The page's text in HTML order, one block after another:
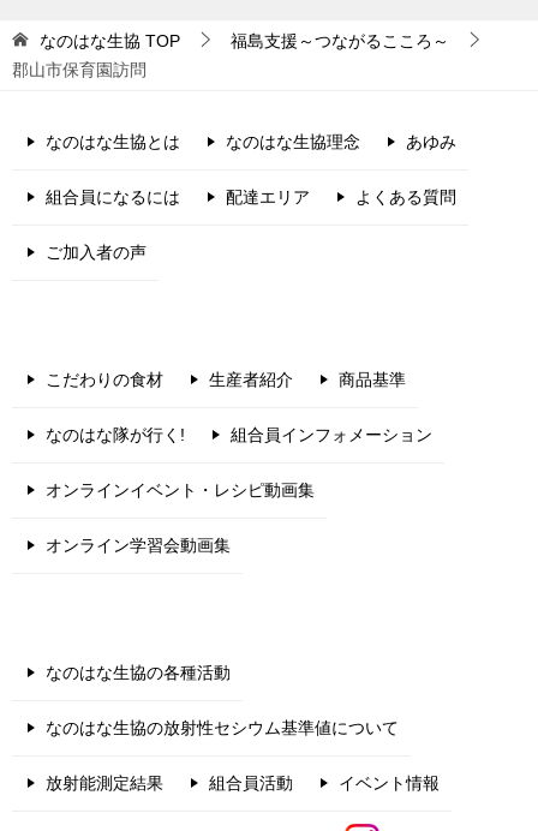
なのはな生協 TOP
福島支援～つながるこころ～
郡山市保育園訪問
なのはな生協とは なのはな生協理念 あゆみ
組合員になるには 配達エリア よくある質問
ご加入者の声
こだわりの食材 生産者紹介 商品基準
なのはな隊が行く! 組合員インフォメーション
オンラインイベント・レシピ動画集
オンライン学習会動画集
なのはな生協の各種活動
なのはな生協の放射性セシウム基準値について
放射能測定結果 組合員活動 イベント情報